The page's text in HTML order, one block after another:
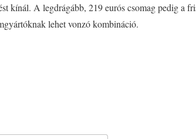
kínál. A legdrágább, 219 eurós csomag pedig a
lehet vonzó kombináció.